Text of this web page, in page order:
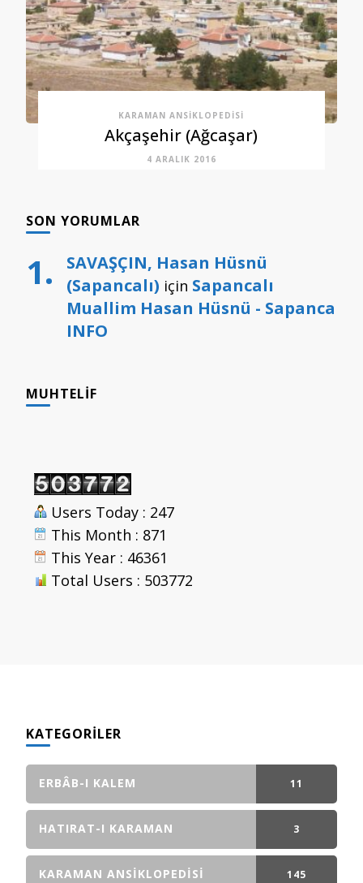
KARAMAN ANSIKLOPEDISI
Akçaşehir (Ağcaşar)
4 ARALIK 2016
SON YORUMLAR
SAVAŞÇIN, Hasan Hüsnü
(Sapancalı) için Sapancalı
Muallim Hasan Hüsnü - Sapanca
INFO
MUHTELIF
Users Today : 247
This Month : 871
This Year : 46361
Total Users : 503772
KATEGORILER
ERBÂB-I KALEM 11
GÖNDERI(LER)
HATIRAT-I KARAMAN 3
GÖNDERI(LER)
KARAMAN ANSIKLOPEDISI 145